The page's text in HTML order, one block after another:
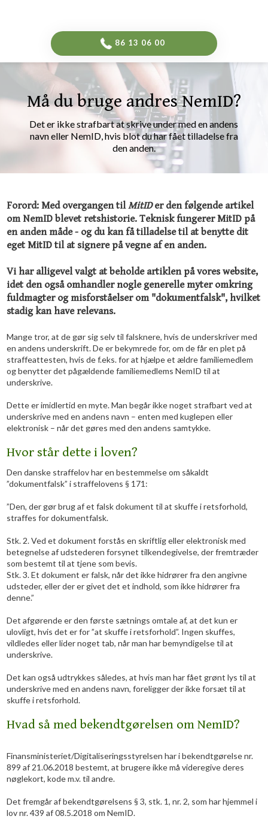
​86 13 06 00​
Må du bruge andres NemID?
Det er ikke strafbart at skrive under med en andens
navn eller NemID, hvis blot du har fået tilladelse fra
den anden.​
Forord: Med overgangen tilMitIDer den følgende artikel
om NemID blevet retshistorie. Teknisk fungerer MitID på
en anden måde - og du kan få tilladelse til at benytte dit
eget MitID til at signere på vegne af en anden.
​Vi har alligevel valgt at beholde artiklen på vores website,
idet den også omhandler nogle generelle myter omkring
fuldmagter og misforståelser om "dokumentfalsk", hvilket
stadig kan have relevans.
Mange tror, at de gør sig selv til falsknere, hvis de underskriver med
en andens underskrift. De er bekymrede for, om de får en plet på
straffeattesten, hvis de f.eks. for at hjælpe et ældre familiemedlem
og benytter det pågældende familiemedlems NemID til at
underskrive.
Dette er imidlertid en myte. Man begår ikke noget strafbart ved at
underskrive med en andens navn – enten med kuglepen eller
elektronisk – når det gøres med den andens samtykke.
Hvor står dette i loven?
Den danske straffelov har en bestemmelse om såkaldt
”dokumentfalsk” i straffelovens § 171:
”Den, der gør brug af et falsk dokument til at skuffe i retsforhold,
straffes for dokumentfalsk.
Stk. 2. Ved et dokument forstås en skriftlig eller elektronisk med
betegnelse af udstederen forsynet tilkendegivelse, der fremtræder
som bestemt til at tjene som bevis.
Stk. 3. Et dokument er falsk, når det ikke hidrører fra den angivne
udsteder, eller der er givet det et indhold, som ikke hidrører fra
denne.”
Det afgørende er den første sætnings omtale af, at det kun er
ulovligt, hvis det er for ”at skuffe i retsforhold”. Ingen skuffes,
vildledes eller lider noget tab, når man har bemyndigelse til at
underskrive.
Det kan også udtrykkes således, at hvis man har fået grønt lys til at
underskrive med en andens navn, foreligger der ikke forsæt til at
skuffe i retsforhold.
Hvad så med bekendtgørelsen om NemID?
Finansministeriet/Digitaliseringsstyrelsen har i bekendtgørelse nr.
899 af 21.06.2018 bestemt, at brugere ikke må videregive deres
nøglekort, kode m.v. til andre.
Det fremgår af bekendtgørelsens § 3, stk. 1, nr. 2, som har hjemmel i
lov nr. 439 af 08.5.2018 om NemID.